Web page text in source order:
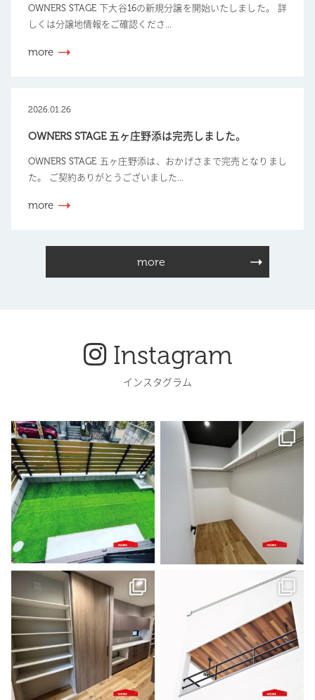
OWNERS STAGE 下大谷16の新規分譲を開始いたしました。 詳
しくは分譲地情報をご確認くださ...
more
2026.01.26
OWNERS STAGE 五ヶ庄野添は完売しました。
OWNERS STAGE 五ヶ庄野添は、おかげさまで完売となりまし
た。 ご契約ありがとうございました...
more
more
Instagram
インスタグラム